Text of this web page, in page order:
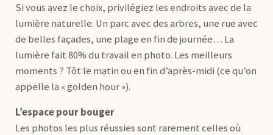
Si vous avez le choix, privilégiez les endroits avec de la
lumière naturelle. Un parc avec des arbres, une rue avec
de belles façades, une plage en fin de journée… La
lumière fait 80% du travail en photo. Les meilleurs
moments ? Tôt le matin ou en fin d’après-midi (ce qu’on
appelle la « golden hour »).
L’espace pour bouger
Les photos les plus réussies sont rarement celles où